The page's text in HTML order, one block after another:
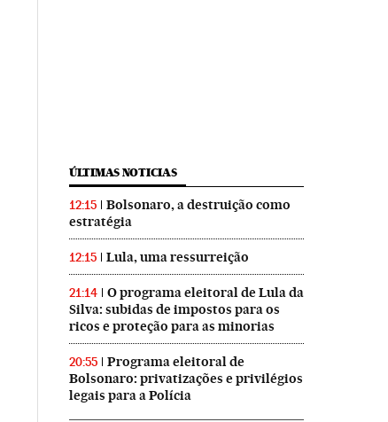
ÚLTIMAS NOTICIAS
12:15
Bolsonaro, a destruição como
estratégia
12:15 Lula, uma ressurreição
21:14
O programa eleitoral de Lula da
Silva: subidas de impostos para os
ricos e proteção para as minorias
20:55
Programa eleitoral de
Bolsonaro: privatizações e privilégios
legais para a Polícia